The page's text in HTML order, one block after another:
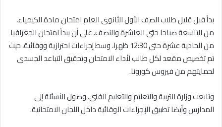
بدأ قبل قليل طلاب الصف الأول الثانوى العام امتحان مادة الكيمياء،
من التاسعة صباحا حتى العاشرة والنصف، على أن يبدأ امتحان الجغرافيا
من الحادية عشرة حتى 12:30 ظهرا، وسط إجراءات احترازية ووقائية، حيث
تم تخصيص مقعد لكل طالب لأداء الامتحان وتحقيق التباعد الجسدى
لحمايتهم من فيروس كورونا.
وتابعت وزارة التربية والتعليم والتعليم الفنى، وصول الأسئلة إلى
المدارس وأيضا تطبيق الإجراءات الوقائية داخل اللجان الامتحانية.